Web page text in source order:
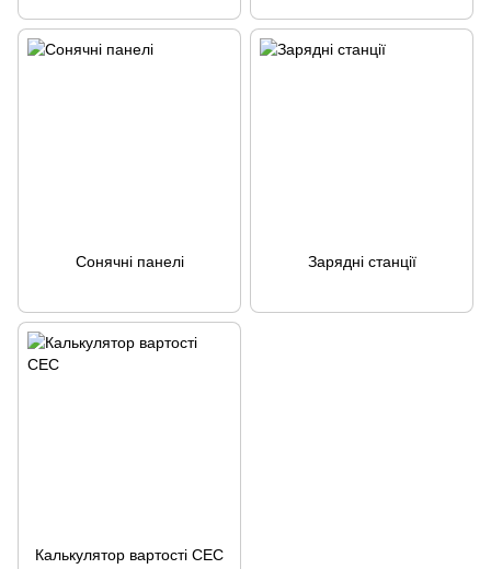
Сонячні панелі Зарядні станції
Калькулятор вартості СЕС